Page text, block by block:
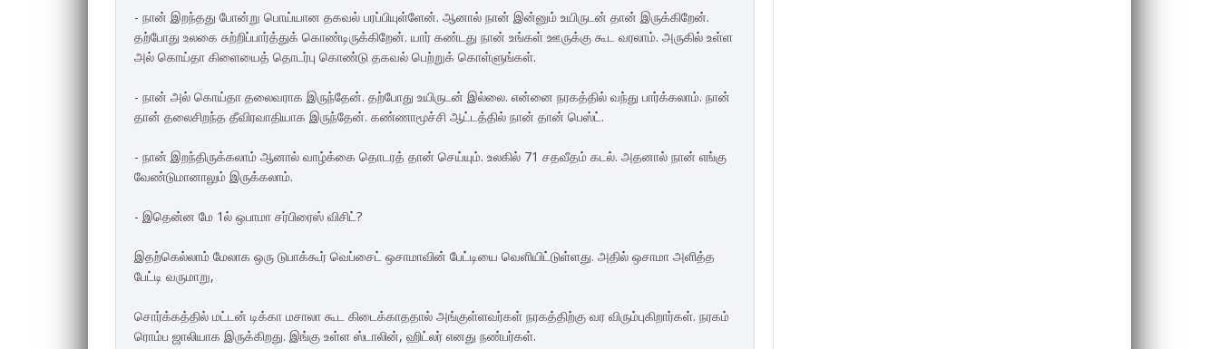
- நான் இறந்தது போன்று பொய்யான தகவல் பரப்பியுள்ளேன். ஆனால் நான் இன்னும் உயிருடன் தான் இருக்கிறேன்.
தற்போது உலகை சுற்றிப்பார்த்துக் கொண்டிருக்கிறேன். யார் கண்டது நான் உங்கள் ஊருக்கு கூட வரலாம். அருகில் உள்ள
அல் கொய்தா கிளையைத் தொடர்பு கொண்டு தகவல் பெற்றுக் கொள்ளுங்கள்.
- நான் அல் கொய்தா தலைவராக இருந்தேன். தற்போது உயிருடன் இல்லை. என்னை நரகத்தில் வந்து பார்க்கலாம். நான்
தான் தலைசிறந்த தீவிரவாதியாக இருந்தேன். கண்ணாமூச்சி ஆட்டத்தில் நான் தான் பெஸ்ட்.
- நான் இறந்திருக்கலாம் ஆனால் வாழ்க்கை தொடரத் தான் செய்யும். உலகில் 71 சதவீதம் கடல். அதனால் நான் எங்கு
வேண்டுமானாலும் இருக்கலாம்.
- இதென்ன மே 1ல் ஒபாமா சர்பிரைஸ் விசிட்?
இதற்கெல்லாம் மேலாக ஒரு டுபாக்கூர் வெப்சைட் ஒசாமாவின் பேட்டியை வெளியிட்டுள்ளது. அதில் ஒசாமா அளித்த
பேட்டி வருமாறு,
சொர்க்கத்தில் மட்டன் டிக்கா மசாலா கூட கிடைக்காததால் அங்குள்ளவர்கள் நரகத்திற்கு வர விரும்புகிறார்கள். நரகம்
ரொம்ப ஜாலியாக இருக்கிறது. இங்கு உள்ள ஸ்டாலின், ஹிட்லர் எனது நண்பர்கள்.